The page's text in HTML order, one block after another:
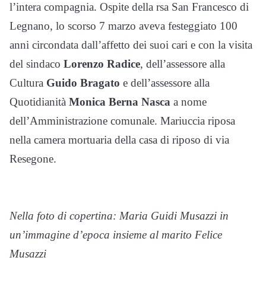
l’intera compagnia. Ospite della rsa San Francesco di
Legnano, lo scorso 7 marzo aveva festeggiato 100
anni circondata dall’affetto dei suoi cari e con la visita
del sindaco Lorenzo Radice, dell’assessore alla
Cultura Guido Bragato e dell’assessore alla
Quotidianità Monica Berna Nasca a nome
dell’Amministrazione comunale. Mariuccia riposa
nella camera mortuaria della casa di riposo di via
Resegone.
Nella foto di copertina: Maria Guidi Musazzi in
un’immagine d’epoca insieme al marito Felice
Musazzi